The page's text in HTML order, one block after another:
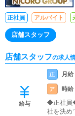
正社員 アルバイト
店舗スタッフ
店舗スタッフの求人
給与
正 月給
ア 時給
◆正社員
社を決め